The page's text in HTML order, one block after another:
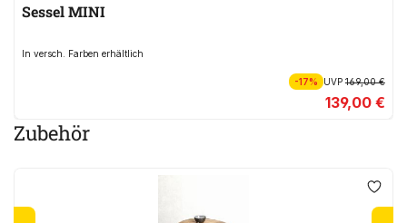
Sessel MINI
In versch. Farben erhältlich
-17% UVP169,00 €
139,00 €
Zubehör